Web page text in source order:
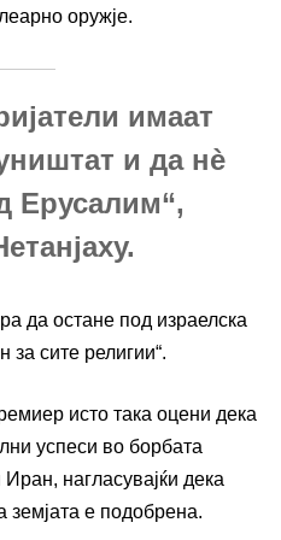
оружје.
имаат
и да нè
Ерусалим“,
да остане под израелска
за сите религии“.
исто така оцени дека
успеси во борбата
нагласувајќи дека
земјата е подобрена.